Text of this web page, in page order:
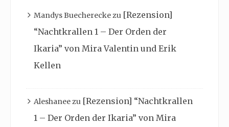
Mandys Buechereckezu [Rezension]
“Nachtkrallen 1 – Der Orden der
Ikaria” von Mira Valentin und Erik
Kellen
Aleshaneezu [Rezension] “Nachtkrallen
1 – Der Orden der Ikaria” von Mira